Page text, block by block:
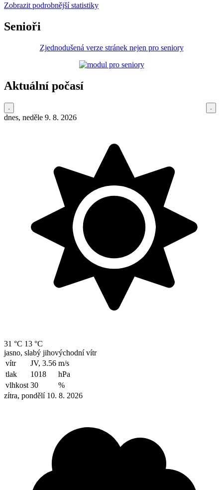
Zobrazit podrobnější statistiky
Senioři
Zjednodušená verze stránek nejen pro seniory
Aktuální počasí
dnes, neděle 9. 8. 2026
31 °C 13 °C
jasno, slabý jihovýchodní vítr
vítr
JV, 3.56 m/s
tlak
1018
hPa
vlhkost 30
%
zítra, pondělí 10. 8. 2026